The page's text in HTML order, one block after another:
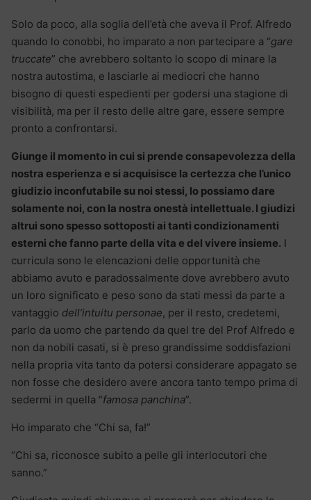
Solo da poco, alla soglia dell’età che aveva il Prof. Alfredo
quando lo conobbi, ho imparato a non partecipare a “gare
truccate” che avrebbero soltanto lo scopo di minare la
nostra autostima, e lasciarle ai mediocri che hanno
bisogno di questi espedienti per godersi una stagione di
visibilità, ma per il resto delle altre gare, essere sempre
pronto a confrontarsi.
Giunge il momento in cui si prende consapevolezza della
nostra esperienza e si acquisisce la certezza che l’unico
giudizio inconfutabile su noi stessi, lo possiamo dare
solamente noi, con la nostra onestà intellettuale. I giudizi
altrui sono spesso sottoposti ai tanti condizionamenti
esterni che fanno parte della vita e del vivere insieme. I
curricula sono le elencazioni delle opportunità che
abbiamo avuto e paradossalmente dove avrebbero avuto
un loro significato e peso sono da stati messi da parte a
vantaggio dell’intuitu personae, per il resto, credetemi,
parlo da uomo che partendo da quel tre del Prof Alfredo e
non da nobili casati, si è preso grandissime soddisfazioni
nella propria vita tanto da potersi considerare appagato se
non fosse che desidero avere ancora tanto tempo prima di
sedermi in quella “famosa panchina”.
Ho imparato che “Chi sa, fa!”
“Chi sa, riconosce subito a pelle gli interlocutori che
sanno.”